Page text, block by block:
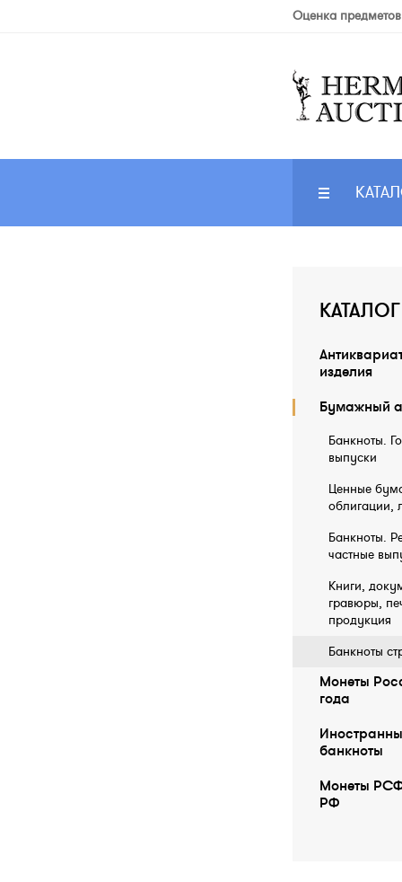
Оценка
изделия
Бумажный
Банкноты.
выпуски
Ценные
облигации,
Банкноты.
частные
Книги,
гравюры,
продукция
Банкноты
Монеты
года
бaнкноты
Монеты
РФ